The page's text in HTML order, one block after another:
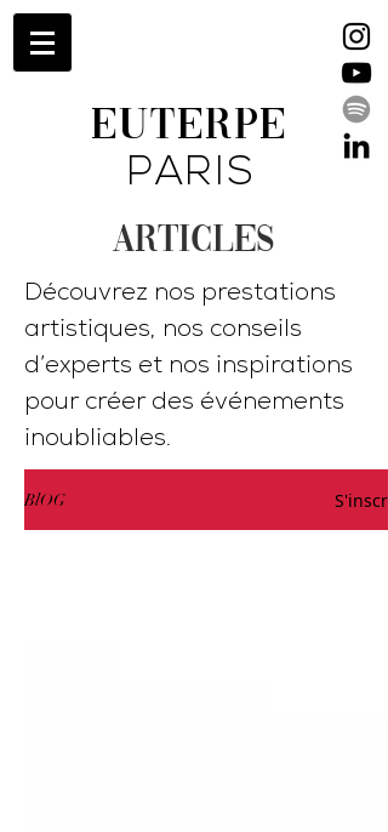
EUTERPE
PARIS
ARTICLES
Découvrez nos prestations
artistiques, nos conseils
d’experts et nos inspirations
pour créer des événements
inoubliables.
BlOG